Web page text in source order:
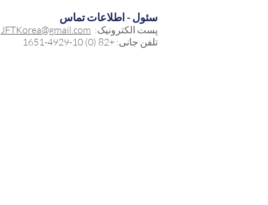
سئول - اطلاعات تماس
پست الکترونیک: JFTKorea@gmail.com
تلفن جانی: +82 (0) 10-4929-1651